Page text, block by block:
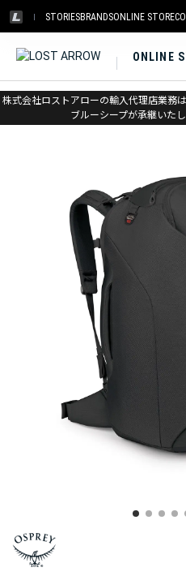
STORIESBRANDSONLINE STORE
ONLINE
株式会社ロストアローの輸入代理店業務
ブルーシープが承継いたし
ホーム > オスプレー > トラベル > バ